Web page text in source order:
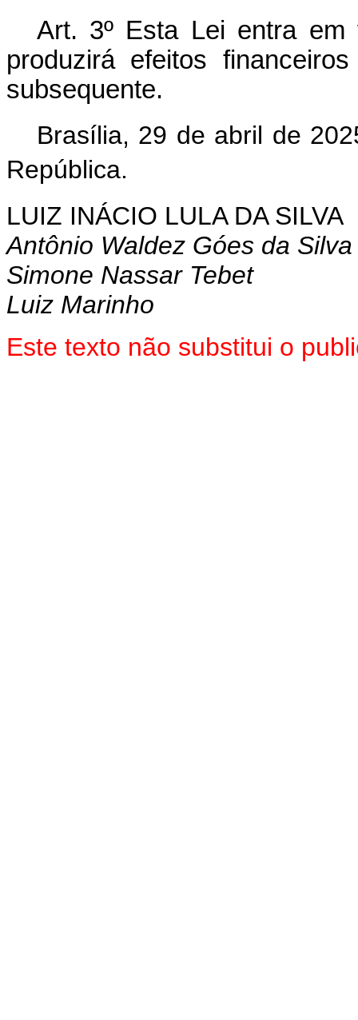
Art. 3º Esta Lei entra
produzirá efeitos
subsequente.
Brasília, 29 de abril de
República.
LUIZ INÁCIO LULA DA SILVA
Antônio Waldez Góes da Silva
Simone Nassar Tebet
Luiz Marinho
Este texto não substitui o